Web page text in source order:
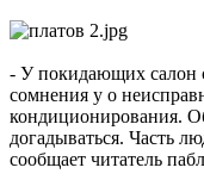
- У покидающих салон
сомнения у о
кондиционирования.
догадываться. Часть
сообщает читатель